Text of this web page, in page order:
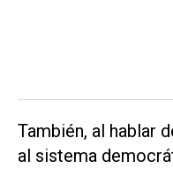
También, al hablar
al sistema